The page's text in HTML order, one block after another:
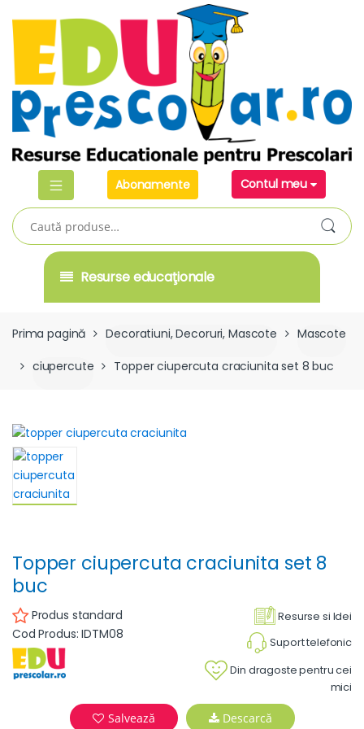
navigation
content
Abonamente
Contul meu
Caută
după:
Resurse educaţionale
Prima pagină Decoratiuni, Decoruri, Mascote
Mascote
ciupercute
Topper ciupercuta craciunita set 8 buc
Topper ciupercuta craciunita set 8
buc
Resurse si Idei
Suport telefonic
Din dragoste pentru cei
mici
Produs standard
Cod Produs: IDTM08
Salvează Descarcă